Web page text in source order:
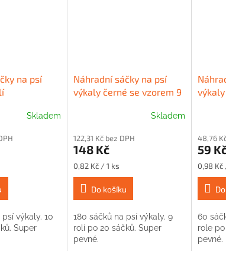
na psí
Skladem
výkaly. 10
Super
Náhradní sáčky na psí
výkaly černé se vzorem 9
Skladem
122,31 Kč bez DPH
148 Kč
Měrná
cena:
0,82 Kč / 1 ks
Do košíku
180 sáčků na psí výkaly. 9
rolí po 20 sáčků. Super
pevné.
48,76
59
Měrná
cena:
0,98 Kč
60
role
pevné.